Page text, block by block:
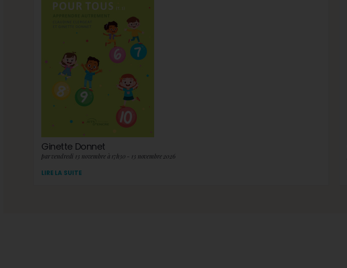
Ginette Donnet
par vendredi 13 novembre à 17h30 - 13 novembre 2026
LIRE LA SUITE